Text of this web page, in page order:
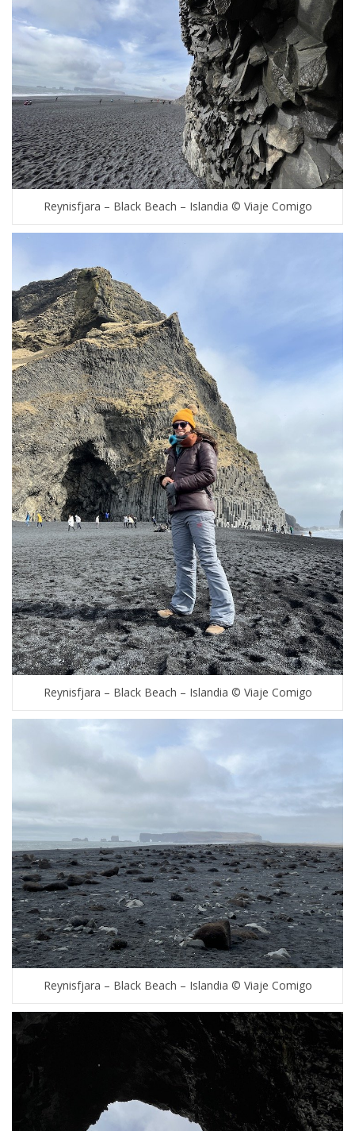
Reynisfjara – Black Beach – Islandia © Viaje Comigo
Reynisfjara – Black Beach – Islandia © Viaje Comigo
Reynisfjara – Black Beach – Islandia © Viaje Comigo